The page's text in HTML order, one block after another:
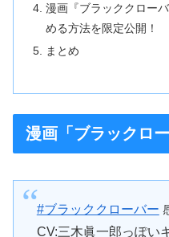
漫画『ブラッククロー
める方法を限定公開！
まとめ
漫画「ブラックロ
#ブラッククローバー
CV:三木眞一郎っぽい